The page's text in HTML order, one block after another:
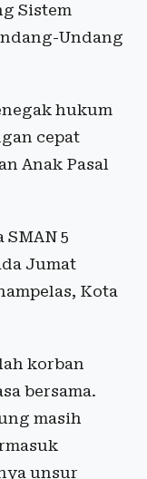
Sistem
Undang
hukum
cepat
Anak Pasal
SMAN 5
Jumat
Kota
korban
bersama.
masih
unsur